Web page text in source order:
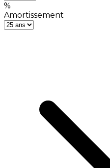
%
Amortissement